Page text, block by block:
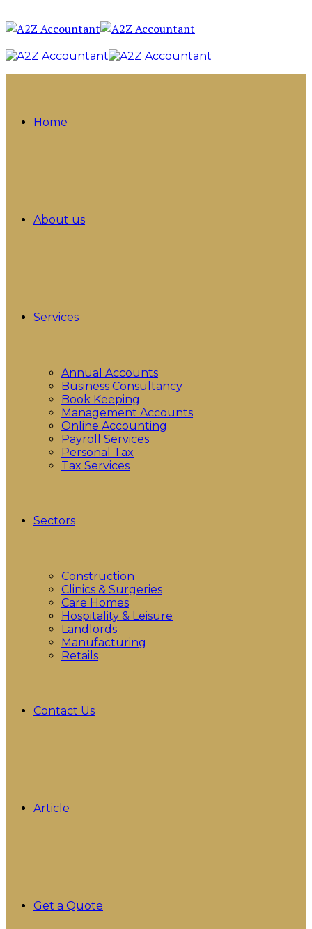
Home
About us
Services
Annual Accounts
Business Consultancy
Book Keeping
Management Accounts
Online Accounting
Payroll Services
Personal Tax
Tax Services
Sectors
Construction
Clinics & Surgeries
Care Homes
Hospitality & Leisure
Landlords
Manufacturing
Retails
Contact Us
Article
Get a Quote